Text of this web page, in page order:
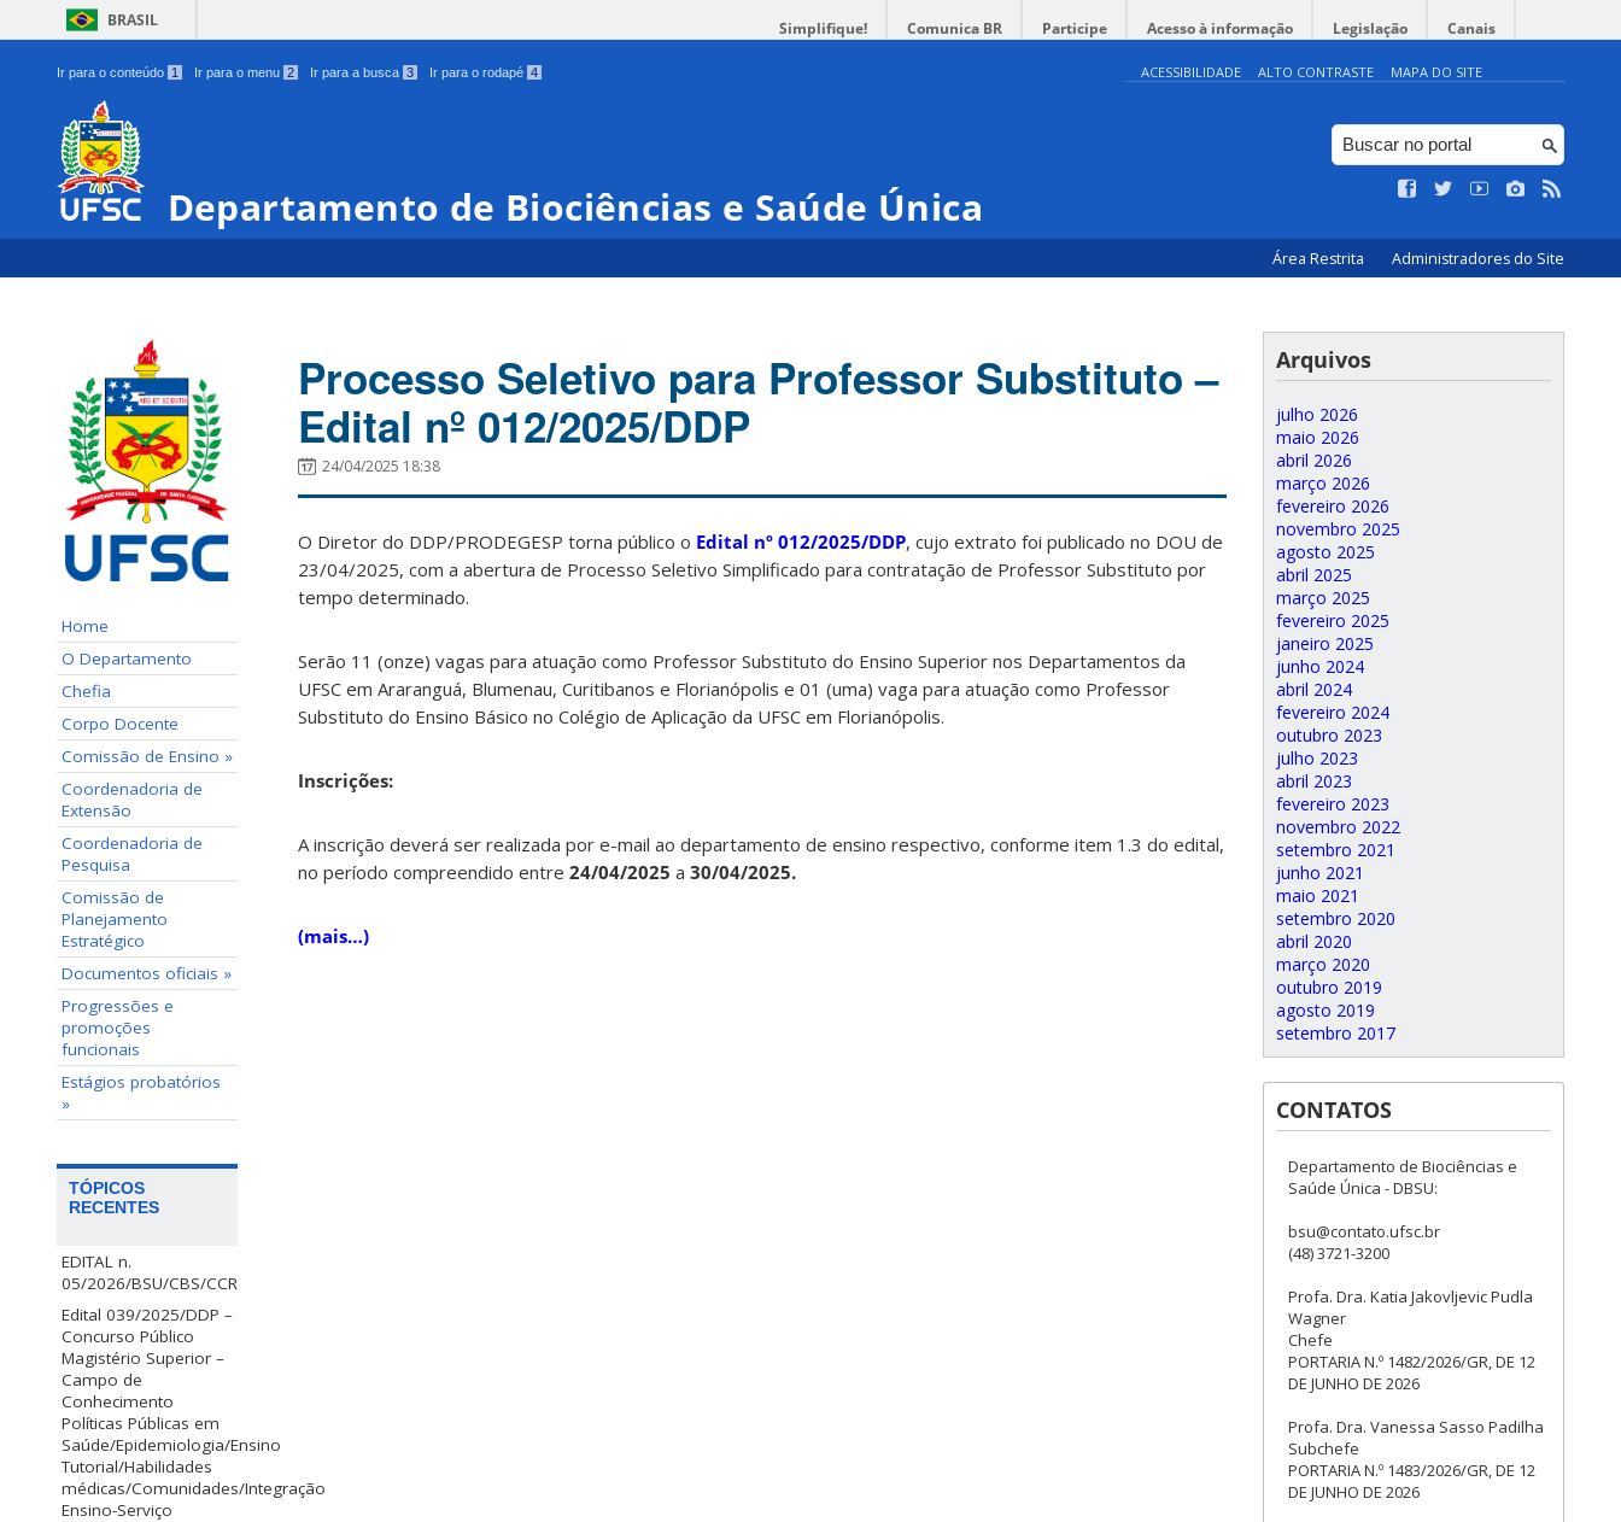
BRASIL Simplifique! Comunica BR Participe Acesso à informação Legislação Canais
Ir para o conteúdo 1 Ir para o menu 2 Ir para a busca 3 Ir para o rodapé 4 ACESSIBILIDADE ALTO CONTRASTE MAPA DO SITE
Departamento de Biociências e Saúde Única
Área Restrita Administradores do Site
Home
O Departamento
Chefia
Corpo Docente
Comissão de Ensino »
Coordenadoria de
Extensão
Coordenadoria de
Pesquisa
Comissão de
Planejamento
Estratégico
Documentos oficiais »
Progressões e
promoções
funcionais
Estágios probatórios
»
TÓPICOS
RECENTES
EDITAL n.
05/2026/BSU/CBS/CCR
Edital 039/2025/DDP –
Concurso Público
Magistério Superior –
Campo de
Conhecimento
Políticas Públicas em
Saúde/Epidemiologia/Ensino
Tutorial/Habilidades
médicas/Comunidades/Integração
Ensino-Serviço
Processo Seletivo para Professor Substituto –
Edital nº 012/2025/DDP
24/04/2025 18:38
O Diretor do DDP/PRODEGESP torna público o Edital nº 012/2025/DDP, cujo extrato foi publicado no DOU de
23/04/2025, com a abertura de Processo Seletivo Simplificado para contratação de Professor Substituto por
tempo determinado.
Serão 11 (onze) vagas para atuação como Professor Substituto do Ensino Superior nos Departamentos da
UFSC em Araranguá, Blumenau, Curitibanos e Florianópolis e 01 (uma) vaga para atuação como Professor
Substituto do Ensino Básico no Colégio de Aplicação da UFSC em Florianópolis.
Inscrições:
A inscrição deverá ser realizada por e-mail ao departamento de ensino respectivo, conforme item 1.3 do edital,
no período compreendido entre 24/04/2025 a 30/04/2025.
(mais…)
Arquivos
julho 2026
maio 2026
abril 2026
março 2026
fevereiro 2026
novembro 2025
agosto 2025
abril 2025
março 2025
fevereiro 2025
janeiro 2025
junho 2024
abril 2024
fevereiro 2024
outubro 2023
julho 2023
abril 2023
fevereiro 2023
novembro 2022
setembro 2021
junho 2021
maio 2021
setembro 2020
abril 2020
março 2020
outubro 2019
agosto 2019
setembro 2017
CONTATOS
Departamento de Biociências e
Saúde Única - DBSU:
bsu@contato.ufsc.br
(48) 3721-3200
Profa. Dra. Katia Jakovljevic Pudla
Wagner
Chefe
PORTARIA N.º 1482/2026/GR, DE 12
DE JUNHO DE 2026
Profa. Dra. Vanessa Sasso Padilha
Subchefe
PORTARIA N.º 1483/2026/GR, DE 12
DE JUNHO DE 2026